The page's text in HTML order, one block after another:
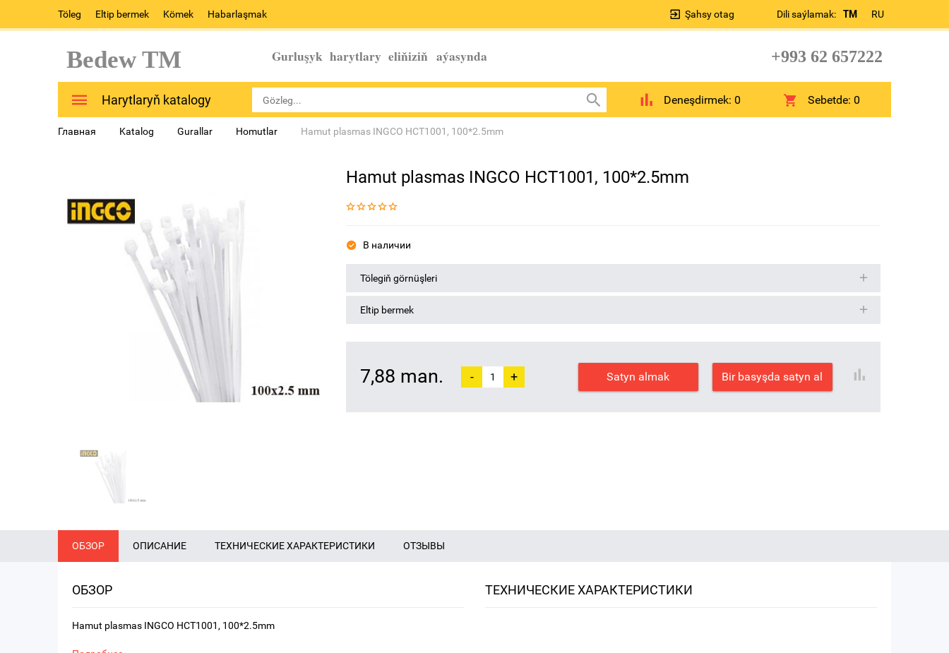
Töleg Eltip bermek Kömek Habarlaşmak Dili saýlamak: TM RU
Şahsy otag
Bedew TM Gurluşyk harytlary eliňiziň aýasynda +993 62 657222
Harytlaryň katalogy Deneşdirmek: 0 Sebetde:0
Главная Katalog Gurallar Homutlar Hamut plasmas INGCO HCT1001, 100*2.5mm
Hamut plasmas INGCO HCT1001, 100*2.5mm
В наличии
Tölegiň görnüşleri
Eltip bermek
7,88 man. - + Satyn almak Bir basyşda satyn al
ОБЗОР ОПИСАНИЕ ТЕХНИЧЕСКИЕ ХАРАКТЕРИСТИКИ ОТЗЫВЫ
ОБЗОР
Hamut plasmas INGCO HCT1001, 100*2.5mm
ТЕХНИЧЕСКИЕ ХАРАКТЕРИСТИКИ